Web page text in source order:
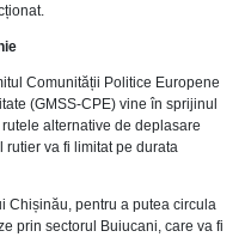
Comunității Politice Europene
(GMSS-CPE) vine în sprijinul
alternative de deplasare
va fi limitat pe durata
Chișinău, pentru a putea circula
prin sectorul Buiucani, care va fi